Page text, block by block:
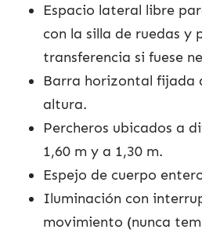
Espacio lateral libre
con la silla de ruedas y
transferencia si fuese
Barra horizontal fijada
altura.
Percheros ubicados a
1,60 m y a 1,30 m.
Espejo de cuerpo
Iluminación con
movimiento (nunca